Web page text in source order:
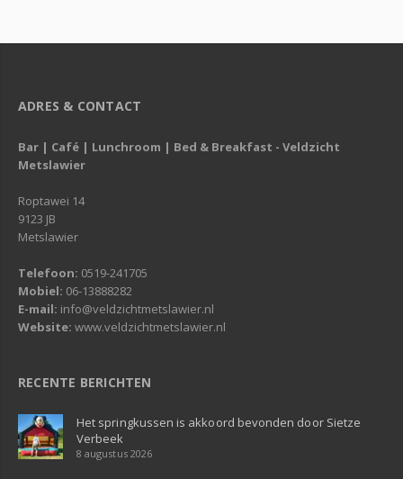
ADRES & CONTACT
Bar | Café | Lunchroom | Bed & Breakfast - Veldzicht
Metslawier
Roptawei 14
9123 JB
Metslawier
Telefoon: 0519-241705
Mobiel: 06-13888282
E-mail: info@veldzichtmetslawier.nl
Website: www.veldzichtmetslawier.nl
RECENTE BERICHTEN
Het springkussen is akkoord bevonden door Sietze
Verbeek
8 augustus 2026